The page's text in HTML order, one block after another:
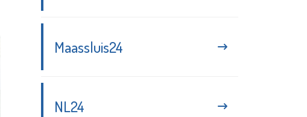
Maassluis24
NL24